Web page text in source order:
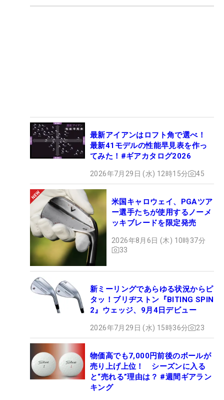
最新アイアンはロフト角で選べ！
最新41モデルの性能早見表を作っ
てみた！#ギアカタログ2026
2026年7月29日 (水) 12時15分 45
米国キャロウェイ、PGAツア
ー選手たちが使用するノーメ
ッキブレードを限定発売
2026年8月6日 (木) 10時37分
33
新ミーリングであらゆる状況からピ
タッ！ブリヂストン『BITING SPIN
2』ウェッジ、9月4日デビュー
2026年7月29日 (水) 15時36分 23
物価高でも7,000円前後のボールが
売り上げ上位！ シーズンに入る
と“売れる”理由は？ #週間ギアラン
キング